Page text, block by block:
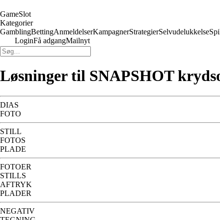
GameSlot
Kategorier
GamblingBettingAnmeldelserKampagnerStrategierSelvudelukkelse
LoginFå adgangMailnyt
Løsninger til SNAPSHOT
DIAS
FOTO
STILL
FOTOS
PLADE
FOTOER
STILLS
AFTRYK
PLADER
NEGATIV